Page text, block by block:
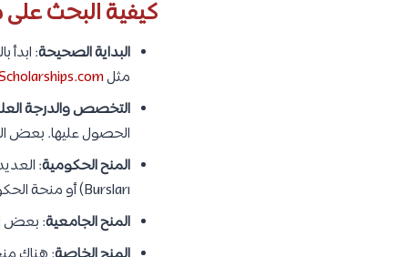
كيفية البحث
البداية الصحيحة:
مثل
التخصص والدرجة
الحصول عليها. بعض
المنح الحكومية
Bursları) أو منحة الحكومة الصينية (CSC Scholarship).
المنح الجامعية: بعض